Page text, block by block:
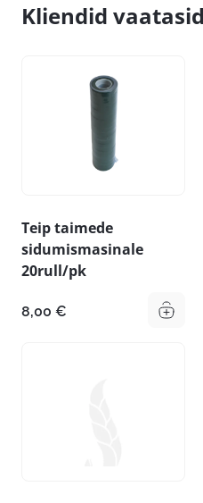
Kliendid
Teip taimede
sidumismasinale
20rull/pk
8,00 €